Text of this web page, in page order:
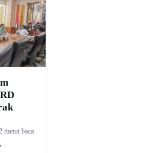
menit baca